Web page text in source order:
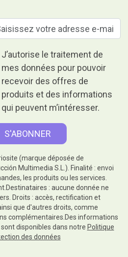
J’autorise le traitement de
mes données pour pouvoir
recevoir des offres de
produits et des informations
qui peuvent m’intéresser.
(marque déposée de
Multimedia S.L.). Finalité : envoi
les produits ou les services.
: aucune donnée ne
Droits : accès, rectification et
que d'autres droits, comme
complémentaires.Des informations
disponibles dans notre Politique
des données